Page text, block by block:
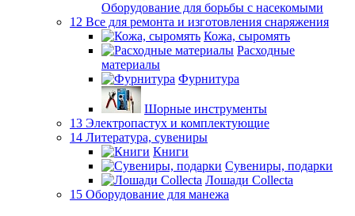
Оборудование для борьбы с насекомыми
12 Все для ремонта и изготовления снаряжения
Кожа, сыромять
Расходные
материалы
Фурнитура
Шорные инструменты
13 Электропастух и комплектующие
14 Литература, сувениры
Книги
Сувениры, подарки
Лошади Collecta
15 Оборудование для манежа